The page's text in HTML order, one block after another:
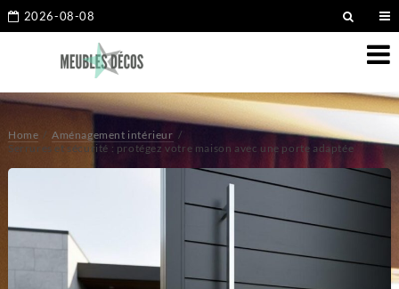
2026-08-08
Home
Aménagement intérieur
Serrures et sécurité : protégez votre maison avec une porte adaptée